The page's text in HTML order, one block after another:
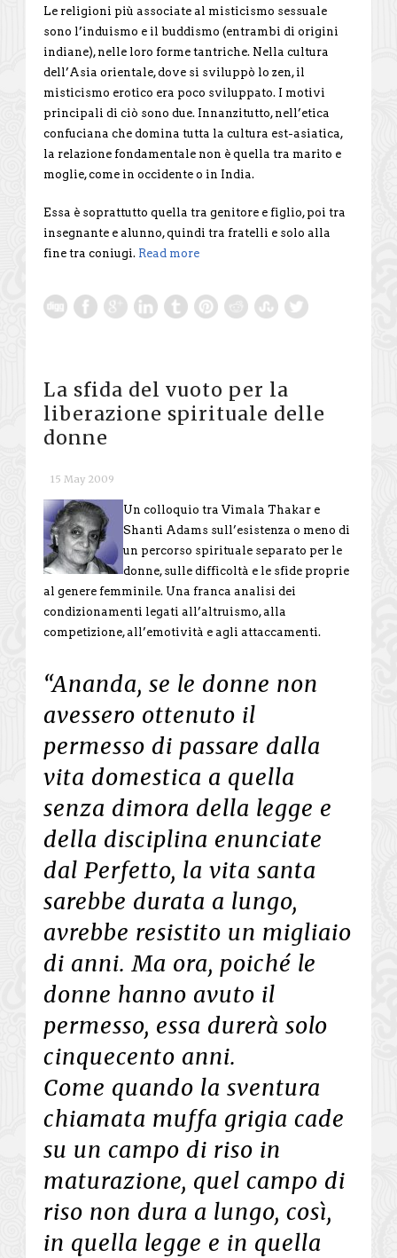
Le religioni più associate al misticismo sessuale
sono l’induismo e il buddismo (entrambi di origini
indiane), nelle loro forme tantriche. Nella cultura
dell’Asia orientale, dove si sviluppò lo zen, il
misticismo erotico era poco sviluppato. I motivi
principali di ciò sono due. Innanzitutto, nell’etica
confuciana che domina tutta la cultura est-asiatica,
la relazione fondamentale non è quella tra marito e
moglie, come in occidente o in India.
Essa è soprattutto quella tra genitore e figlio, poi tra
insegnante e alunno, quindi tra fratelli e solo alla
fine tra coniugi. Read more
La sfida del vuoto per la
liberazione spirituale delle
donne
15 May 2009
Un colloquio tra Vimala Thakar e
Shanti Adams sull’esistenza o meno di
un percorso spirituale separato per le
donne, sulle difficoltà e le sfide proprie
al genere femminile. Una franca analisi dei
condizionamenti legati all’altruismo, alla
competizione, all’emotività e agli attaccamenti.
“Ananda, se le donne non
avessero ottenuto il
permesso di passare dalla
vita domestica a quella
senza dimora della legge e
della disciplina enunciate
dal Perfetto, la vita santa
sarebbe durata a lungo,
avrebbe resistito un migliaio
di anni. Ma ora, poiché le
donne hanno avuto il
permesso, essa durerà solo
cinquecento anni.
Come quando la sventura
chiamata muffa grigia cade
su un campo di riso in
maturazione, quel campo di
riso non dura a lungo, così,
in quella legge e in quella